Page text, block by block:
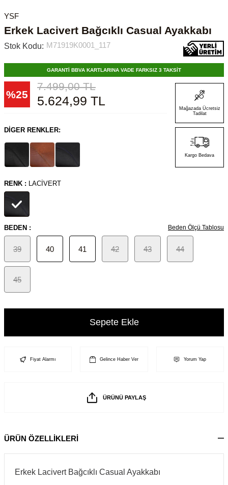
YSF
Erkek Lacivert Bağcıklı Casual Ayakkabı
Stok Kodu: M71919K0001_117
GARANTİ BBVA KARTLARINA VADE FARKSIZ 3 TAKSİT
%25
7.499,00TL
5.624,99 TL
DIGER RENKLER:
Mağazada Ücretsiz
Tadilat
Kargo Bedava
RENK : LACIVERT
BEDEN : Beden Ölçü Tablosu
39 40 41 42 43 44
45
Sepete Ekle
Fiyat Alarmı Gelince Haber Ver Yorum Yap
ÜRÜNÜ PAYLAŞ
ÜRÜN ÖZELLİKLERİ
Erkek Lacivert Bağcıklı Casual Ayakkabı